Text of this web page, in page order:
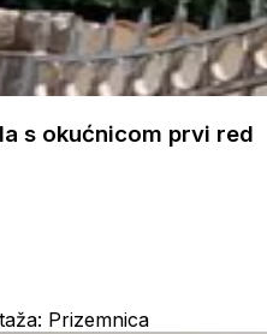
s okućnicom prvi red
Prizemnica